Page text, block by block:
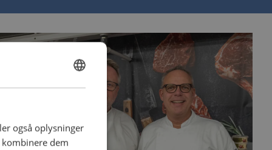
også oplysninger
dem